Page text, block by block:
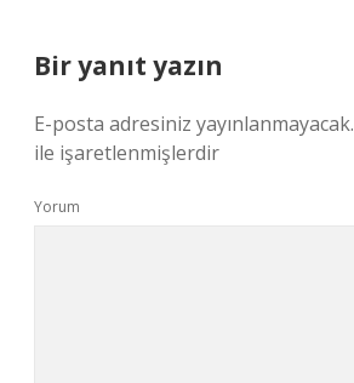
Bir yanıt yazın
E-posta adresiniz yayınlanmayacak.
ile işaretlenmişlerdir
Yorum